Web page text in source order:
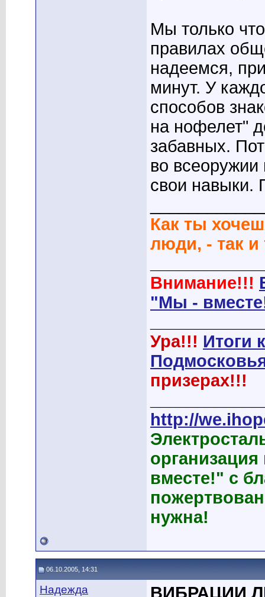
Мы только
правилах
надеемся,
минут. У
способов
на нофелет"
забавных.
во всеоружии
свои навыки.
Как ты
люди, - так
Внимание!!!
"Мы -
Ура!!! Итоги
призерах!!!
http://
вместе!" с
нужна!
06.10.2005, 14:31
Надежда ВИБРАЦИИ